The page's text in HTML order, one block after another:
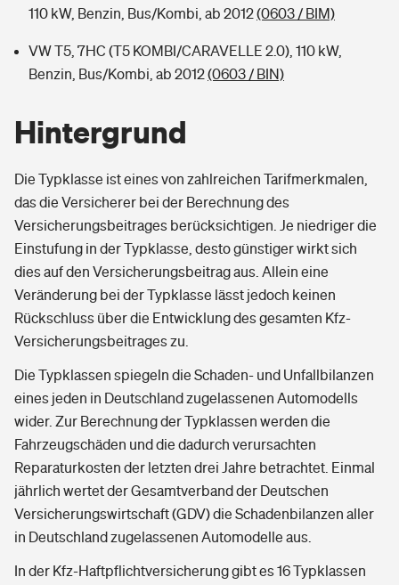
110 kW, Benzin, Bus/Kombi, ab 2012(0603 / BIM)
VW T5, 7HC (T5 KOMBI/CARAVELLE 2.0), 110 kW,
Benzin, Bus/Kombi, ab 2012(0603 / BIN)
Hintergrund
Die Typklasse ist eines von zahlreichen Tarifmerkmalen,
das die Versicherer bei der Berechnung des
Versicherungsbeitrages berücksichtigen. Je niedriger die
Einstufung in der Typklasse, desto günstiger wirkt sich
dies auf den Versicherungsbeitrag aus. Allein eine
Veränderung bei der Typklasse lässt jedoch keinen
Rückschluss über die Entwicklung des gesamten Kfz-
Versicherungsbeitrages zu.
Die Typklassen spiegeln die Schaden- und Unfallbilanzen
eines jeden in Deutschland zugelassenen Automodells
wider. Zur Berechnung der Typklassen werden die
Fahrzeugschäden und die dadurch verursachten
Reparaturkosten der letzten drei Jahre betrachtet. Einmal
jährlich wertet der Gesamtverband der Deutschen
Versicherungswirtschaft (GDV) die Schadenbilanzen aller
in Deutschland zugelassenen Automodelle aus.
In der Kfz-Haftpflichtversicherung gibt es 16 Typklassen